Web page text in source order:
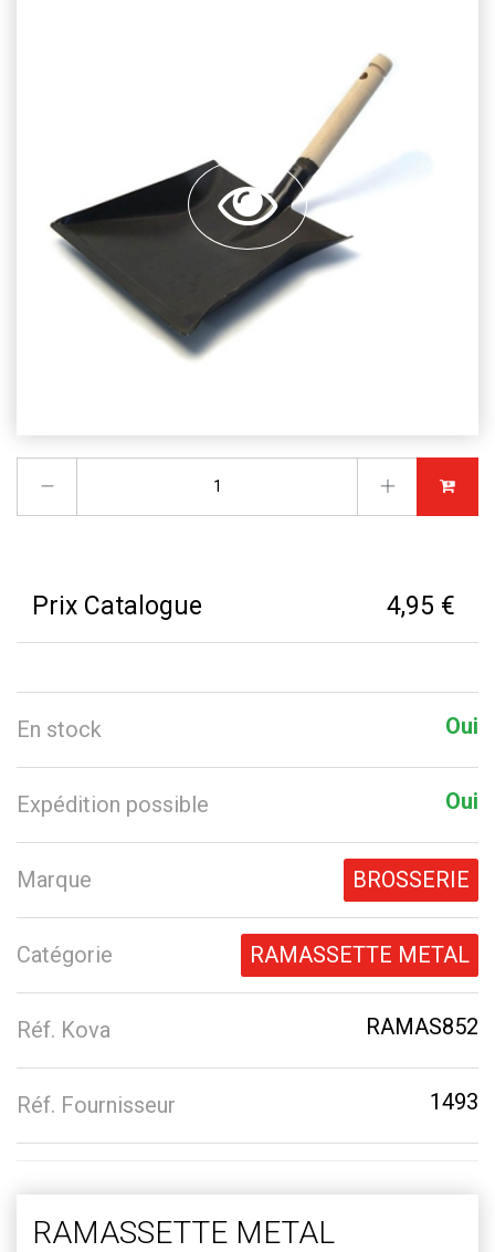
Prix Catalogue 4,95 €
En stock Oui
Expédition possible Oui
Marque BROSSERIE
Catégorie RAMASSETTE METAL
Réf. Kova RAMAS852
Réf. Fournisseur 1493
RAMASSETTE METAL